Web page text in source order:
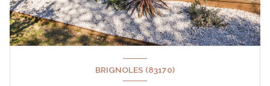
BRIGNOLES (83170)